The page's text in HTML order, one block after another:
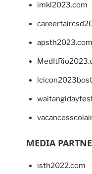
imkl2023.com
apsth2023.com
MEDIA
isth2022.com